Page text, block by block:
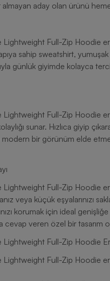
almayan aday olan ürünü
Full-Zip Hoodie
sahip sweatshirt,
günlük giyimde kolayca
Full-Zip Hoodie
sunar. Hızlıca giyip
modern bir görünüm elde
Full-Zip Hoodie
veya küçük eşyalarınızı
korumak için ideal
veren özel bir tasarım
Full-Zip Hoodie
Full-Zip Hoodie